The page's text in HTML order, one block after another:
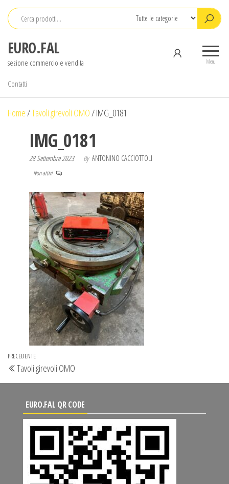
Salta
contenuto
EURO.FAL
sezione commercio e vendita Menu
Contatti
Home/Tavoli girevoli OMO/IMG_0181
IMG_0181
28 Settembre 2023 By ANTONINO CACCIOTTOLI
Non attivi
Navigazione
articoli
Articolo
precedente
PRECEDENTE
Tavoli girevoli OMO
EURO.FAL QR CODE